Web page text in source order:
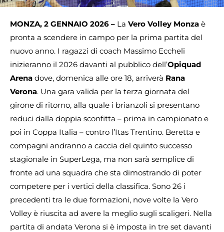
MONZA, 2 GENNAIO 2026 – La Vero Volley Monza è
pronta a scendere in campo per la prima partita del
nuovo anno. I ragazzi di coach Massimo Eccheli
inizieranno il 2026 davanti al pubblico dell’Opiquad
Arena dove, domenica alle ore 18, arriverà Rana
Verona. Una gara valida per la terza giornata del
girone di ritorno, alla quale i brianzoli si presentano
reduci dalla doppia sconfitta – prima in campionato e
poi in Coppa Italia – contro l’Itas Trentino. Beretta e
compagni andranno a caccia del quinto successo
stagionale in SuperLega, ma non sarà semplice di
fronte ad una squadra che sta dimostrando di poter
competere per i vertici della classifica. Sono 26 i
precedenti tra le due formazioni, nove volte la Vero
Volley è riuscita ad avere la meglio sugli scaligeri. Nella
partita di andata Verona si è imposta in tre set davanti